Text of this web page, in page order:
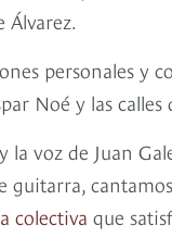
Álvarez.
personales y
Noé y las calles
voz de Juan
guitarra,
colectiva que